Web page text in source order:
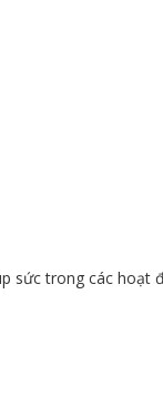
sức trong các hoạt